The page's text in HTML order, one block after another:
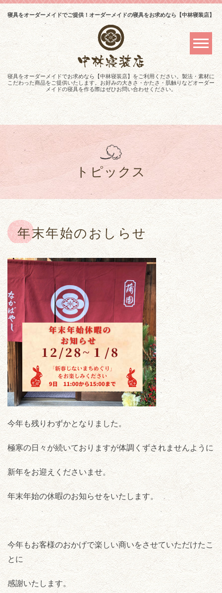
寝具をオーダーメイドでご提供！オーダーメイドの寝具をお求めなら【中林寝装店】
寝具をオーダーメイドでお求めなら【中林寝装店】をご利用ください。製法・素材に
こだわった商品をご提供いたします。お好みの大きさ・かたさ・肌触りなどオーダー
メイドの寝具を作る際はぜひお問い合わせください。
トピックス
年末年始のおしらせ
今年も残りわずかとなりました。
極寒の日々が続いておりますが体調くずされませんように
新年をお迎えくださいませ。
年末年始の休暇のお知らせをいたします。
今年もお客様のおかげで楽しい商いをさせていただけたこ
とに
感謝いたします。